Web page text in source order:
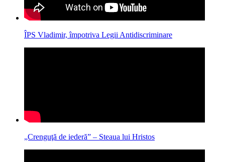
ÎPS Vladimir, împotriva Legii Antidiscriminare
„Crenguţă de iederă” – Steaua lui Hristos